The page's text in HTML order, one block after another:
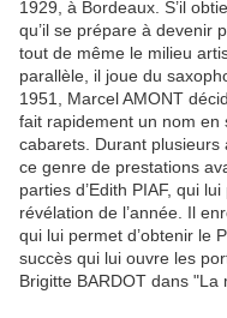
1929, à Bordeaux. S’il
qu’il se prépare à devenir
tout de même le milieu
parallèle, il joue du
1951, Marcel AMONT
fait rapidement un nom
cabarets. Durant plusieurs
ce genre de prestations
parties d’Edith PIAF, qui
révélation de l’année. Il
qui lui permet d’obtenir le
succès qui lui ouvre les
Brigitte BARDOT dans "La